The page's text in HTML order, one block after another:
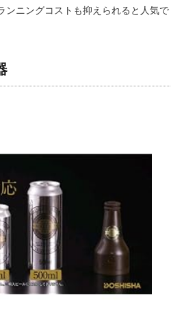
ンニングコストも抑えられると人気で